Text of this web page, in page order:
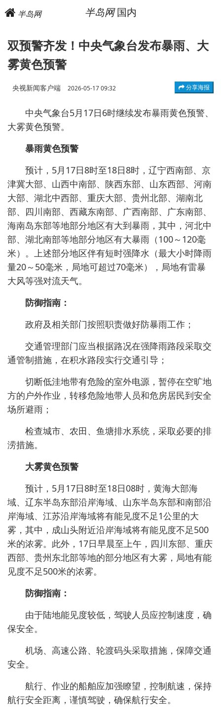
半岛网 半岛网国内
双预警齐发！中央气象台发布暴雨、大
雾黄色预警
央视新闻客户端 2026-05-17 09:32 分享海报
中央气象台5月17日6时继续发布暴雨黄色预警、
大雾黄色预警。
暴雨黄色预警
预计，5月17日8时至18日8时，辽宁西南部、京
津冀大部、山西中南部、陕西东部、山东西部、河南
大部、湖北中西部、重庆大部、贵州北部、湖南北
部、四川南部、西藏东南部、广西南部、广东南部、
海南岛东部等地部分地区有大到暴雨，其中，河北中
部、湖北南部等地部分地区有大暴雨（100～120毫
米）。上述部分地区伴有短时强降水（最大小时降雨
量20～50毫米，局地可超过70毫米），局地有雷暴
大风等强对流天气。
防御指南：
政府及相关部门按照职责做好防暴雨工作；
交通管理部门应当根据路况在强降雨路段采取交
通管制措施，在积水路段实行交通引导；
切断低洼地带有危险的室外电源，暂停在空旷地
方的户外作业，转移危险地带人员和危房居民到安全
场所避雨；
检查城市、农田、鱼塘排水系统，采取必要的排
涝措施。
大雾黄色预警
预计，5月17日8时至18日08时，黄海大部海
域、辽东半岛东部沿岸海域、山东半岛东部和南部沿
岸海域、江苏沿岸海域将有能见度不足1公里的大
雾，其中，成山头附近沿岸海域将有能见度不足500
米的浓雾。此外，17日早晨至上午，四川东部、重庆
西部、贵州东北部等地的部分地区有大雾，局地有能
见度不足500米的浓雾。
防御指南：
由于陆地能见度较低，驾驶人员应控制速度，确
保安全。
机场、高速公路、轮渡码头采取措施，保障交通
安全。
航行、作业的船舶应加强瞭望，控制航速，保持
航行安全距离，谨慎驾驶，确保航行安全。